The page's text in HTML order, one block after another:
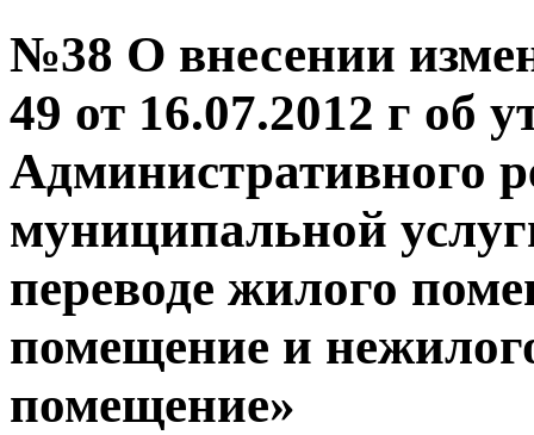
№38 О внесении
49 от 16.07.2012 г об
Административного
муниципальной
переводе жилого
помещение и
помещение»